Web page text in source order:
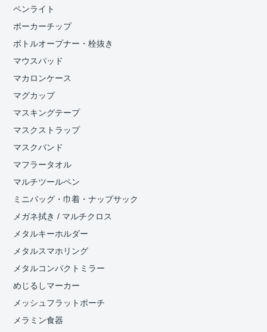
ペンライト
ポーカーチップ
ボトルオープナー・栓抜き
マウスパッド
マカロンケース
マグカップ
マスキングテープ
マスクストラップ
マスクバンド
マフラータオル
マルチツールペン
ミニバッグ・巾着・ナップサック
メガネ拭き / マルチクロス
メタルキーホルダー
メタルスマホリング
メタルコンパクトミラー
めじるしマーカー
メッシュフラットポーチ
メラミン食器